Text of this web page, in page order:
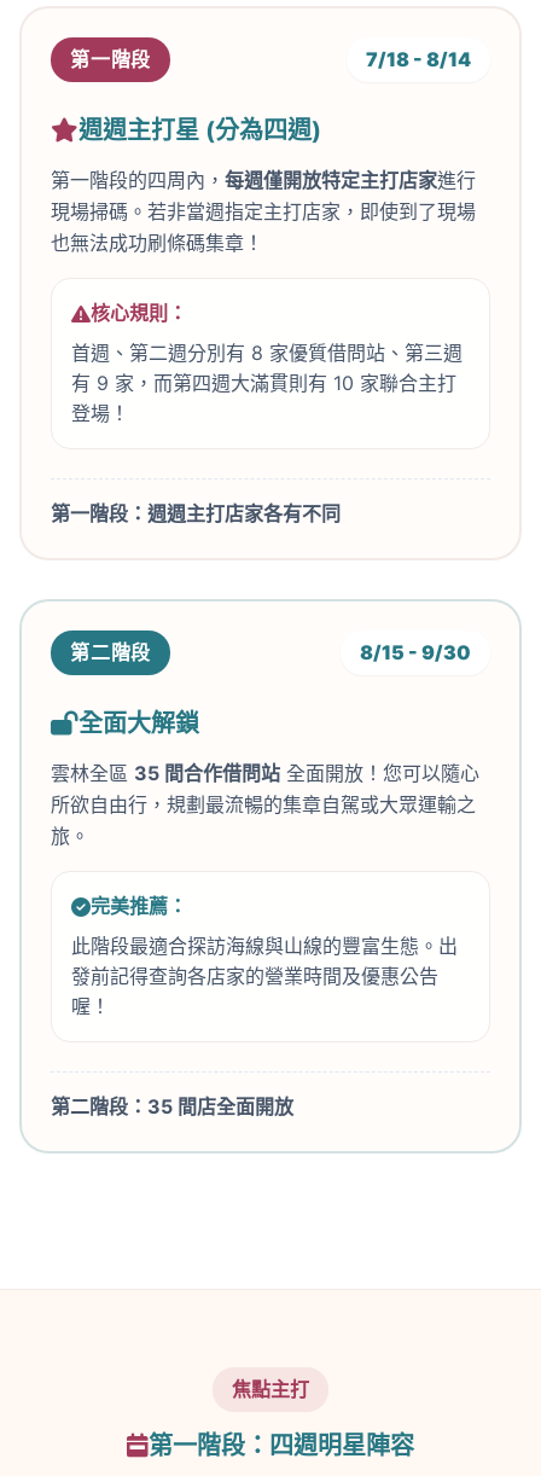
第一階段 7/18 - 8/14
週週主打星 (分為四週)
第一階段的四周內， 每週僅開放特定主打店家進行
現場掃碼。若非當週指定主打店家，即使到了現場
也無法成功刷條碼集章！
核心規則：
首週、第二週分別有 8 家優質借問站、第三週
有 9 家，而第四週大滿貫則有 10 家聯合主打
登場！
第一階段：週週主打店家各有不同
第二階段 8/15 - 9/30
全面大解鎖
雲林全區 35 間合作借問站 全面開放！您可以隨心
所欲自由行，規劃最流暢的集章自駕或大眾運輸之
旅。
完美推薦：
此階段最適合探訪海線與山線的豐富生態。出
發前記得查詢各店家的營業時間及優惠公告
喔！
第二階段：35 間店全面開放
焦點主打
第一階段：四週明星陣容